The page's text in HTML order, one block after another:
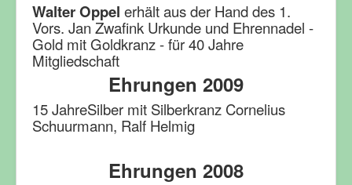
WalterOppel erhält aus der Hand des 1.
Vors. Jan Zwafink Urkunde und Ehrennadel -
Gold mit Goldkranz - für 40 Jahre
Mitgliedschaft
Ehrungen 2009
15 JahreSilber mit Silberkranz Cornelius
Schuurmann, Ralf Helmig
Ehrungen 2008